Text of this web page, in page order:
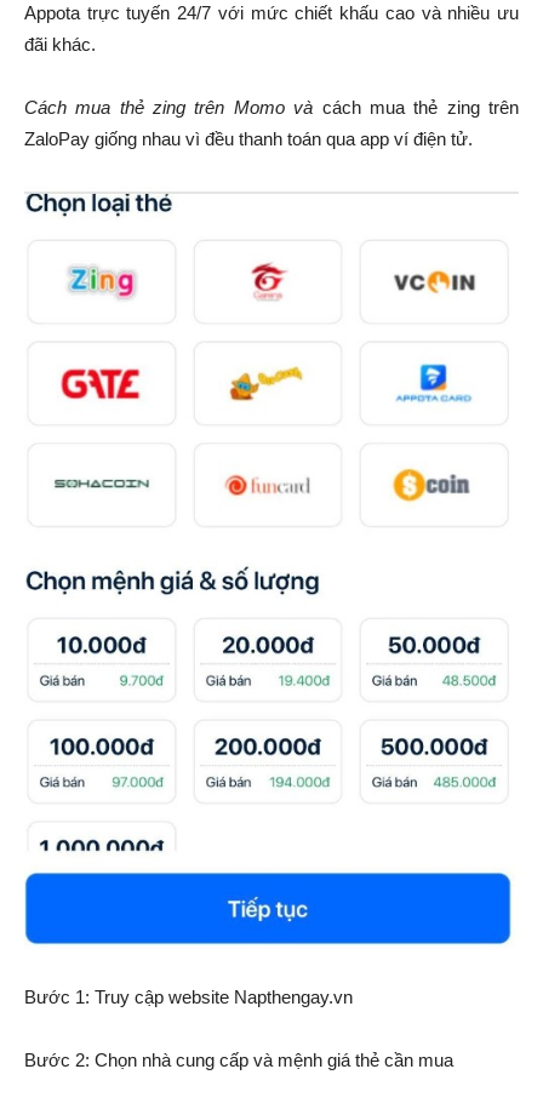
Appota trực tuyến 24/7 với mức chiết khấu cao và nhiều ưu
đãi khác.
Cách mua thẻ zing trên Momo và cách mua thẻ zing trên
ZaloPay giống nhau vì đều thanh toán qua app ví điện tử.
Bước 1: Truy cập website Napthengay.vn
Bước 2: Chọn nhà cung cấp và mệnh giá thẻ cần mua